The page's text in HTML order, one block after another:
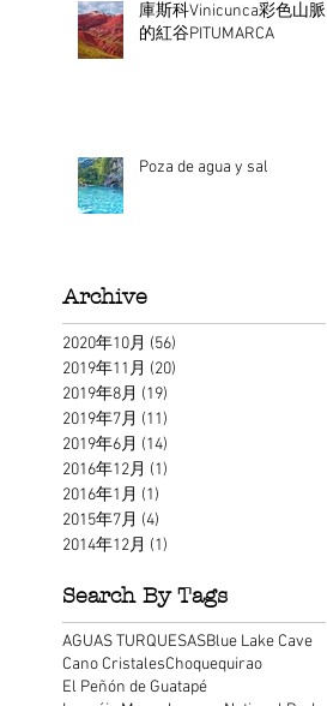
庫斯科Vinicunca彩色山脈
的紅谷PITUMARCA
Poza de agua y sal
Archive
2020年10月 (56)
2019年11月 (20)
2019年8月 (19)
2019年7月 (11)
2019年6月 (14)
2016年12月 (1)
2016年1月 (1)
2015年7月 (4)
2014年12月 (1)
Search By Tags
AGUAS TURQUESASBlue Lake Cave
Cano CristalesChoquequirao
El Peñón de Guatapé